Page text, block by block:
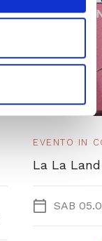
EVENTO IN
La La
SAB